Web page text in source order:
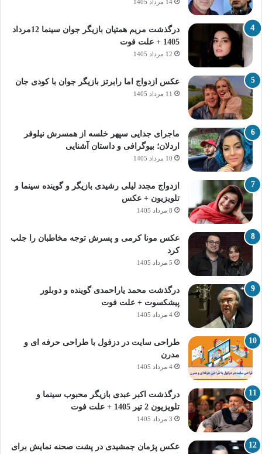
14 مرداد 1405
درگذشت مریم همتیان بازیگر جوان سینما 12مرداد
1405 + علت فوت
12 مرداد 1405
عکس ازدواج اما رابرتز بازیگر جوان با کودی جان
11 مرداد 1405
ماجرای جدایی سپهر خلسه از همسرش نیلوفر
اردلان؛ بیوگرافی و داستان آشنایی
10 مرداد 1405
ازدواج مجدد لیلی رشیدی بازیگر و گوینده سینما و
تلویزیون + عکس
8 مرداد 1405
عکس مونا کرمی و پسرش توجه مخاطبان را جلب
کرد
5 مرداد 1405
درگذشت محمد یاراحمدی گوینده و دوبلور
پیشکسوت + علت فوت
4 مرداد 1405
طراحی سایت در دزفول با طراحی حرفه‌ ای و
مدرن
4 مرداد 1405
درگذشت اکبر عبدی بازیگر محبوب سینما و
تلویزیون 2 تیر 1405 + علت فوت
3 مرداد 1405
عکس پژمان جمشیدی در پشت صحنه نمایش برای